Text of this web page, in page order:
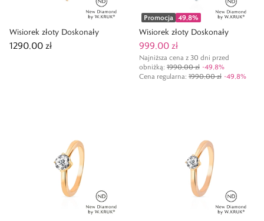
Wisiorek złoty Doskonały
1290,00 zł
Promocja 49,8%
Wisiorek złoty Doskonały
999,00 zł
Najniższa cena z 30 dni przed
obniżką: 1990,00 zł -49,8%
Cena regularna: 1990,00 zł -49,8%